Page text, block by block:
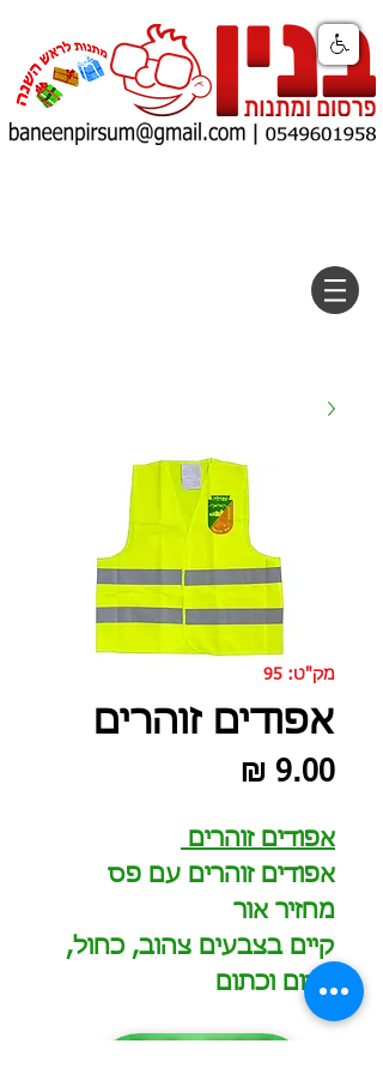
מק"ט: 95
אפודים זוהרים
אפודים זוהרים
אפודים זוהרים עם פס
מחזיר אור
קיים בצבעים צהוב, כחול,
אדום וכתום